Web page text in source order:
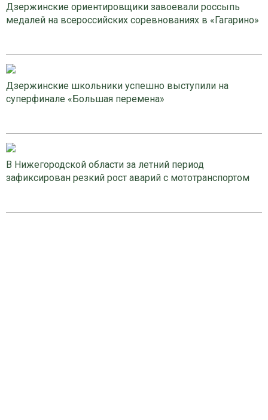
Дзержинские ориентировщики завоевали россыпь
медалей на всероссийских соревнованиях в «Гагарино»
Дзержинские школьники успешно выступили на
суперфинале «Большая перемена»
В Нижегородской области за летний период
зафиксирован резкий рост аварий с мототранспортом